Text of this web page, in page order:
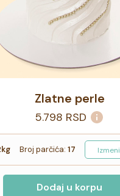
Zlatne perle
5.798 RSD
Broj parčića: 17 Izmeni
Dodaj u korpu